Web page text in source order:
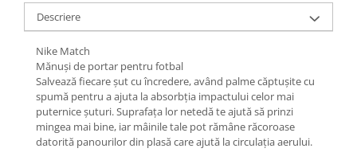
Descriere
Nike Match
Mănuși de portar pentru fotbal
Salvează fiecare șut cu încredere, având palme căptușite cu
spumă pentru a ajuta la absorbția impactului celor mai
puternice șuturi. Suprafața lor netedă te ajută să prinzi
mingea mai bine, iar mâinile tale pot rămâne răcoroase
datorită panourilor din plasă care ajută la circulația aerului.